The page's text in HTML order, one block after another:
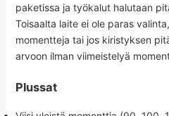
paketissa ja työkalut halutaan
Toisaalta laite ei ole paras
momentteja tai jos kiristyksen
arvoon ilman viimeistelyä
Plussat